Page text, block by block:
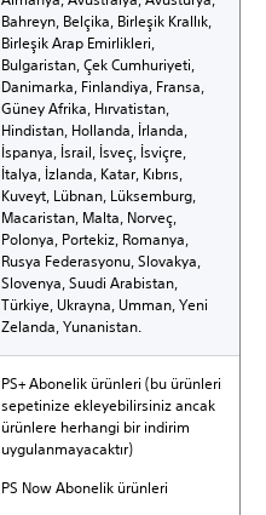
Bahreyn, Belçika, Birleşik Krallık,
Birleşik Arap Emirlikleri,
Bulgaristan, Çek Cumhuriyeti,
Danimarka, Finlandiya, Fransa,
Güney Afrika, Hırvatistan,
Hindistan, Hollanda, İrlanda,
İspanya, İsrail, İsveç, İsviçre,
İtalya, İzlanda, Katar, Kıbrıs,
Kuveyt, Lübnan, Lüksemburg,
Macaristan, Malta, Norveç,
Polonya, Portekiz, Romanya,
Rusya Federasyonu, Slovakya,
Slovenya, Suudi Arabistan,
Türkiye, Ukrayna, Umman, Yeni
Zelanda, Yunanistan.
PS+ Abonelik ürünleri (bu ürünleri
sepetinize ekleyebilirsiniz ancak
ürünlere herhangi bir indirim
uygulanmayacaktır)
PS Now Abonelik ürünleri